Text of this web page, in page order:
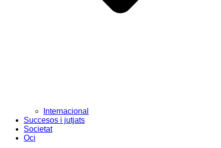
Internacional
Succesos i jutjats
Societat
Oci